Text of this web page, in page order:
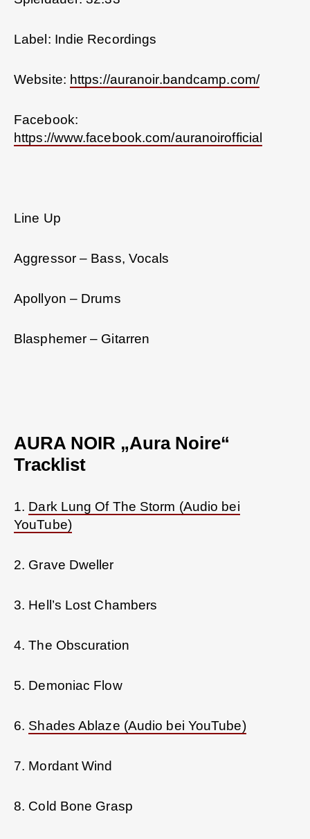
Label: Indie Recordings
Website: https://auranoir.bandcamp.com/
Facebook:
https://www.facebook.com/auranoirofficial
Line Up
Aggressor – Bass, Vocals
Apollyon – Drums
Blasphemer – Gitarren
AURA NOIR „Aura Noire“
Tracklist
1. Dark Lung Of The Storm (Audio bei
YouTube)
2. Grave Dweller
3. Hell’s Lost Chambers
4. The Obscuration
5. Demoniac Flow
6. Shades Ablaze (Audio bei YouTube)
7. Mordant Wind
8. Cold Bone Grasp